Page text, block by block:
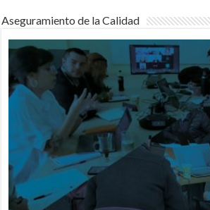
Aseguramiento de la Calidad